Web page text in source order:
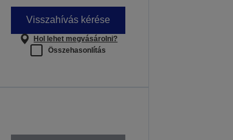
Visszahívás kérése
Hol lehet megvásárolni?
Összehasonlítás